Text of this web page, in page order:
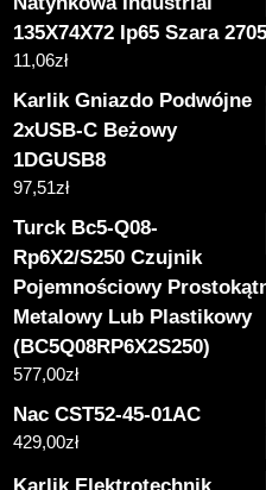
135X74X72 Ip65 Szara
11,06zł
Karlik Gniazdo Podwójne
2xUSB-C Beżowy
1DGUSB8
97,51zł
Turck Bc5-Q08-
Rp6X2/S250 Czujnik
Pojemnościowy
Metalowy Lub Plastikowy
(BC5Q08RP6X2S250)
577,00zł
Nac CST52-45-01AC
429,00zł